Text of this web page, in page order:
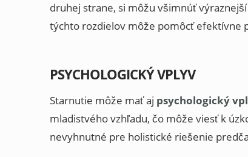
druhej strane, si môžu všimnúť
týchto rozdielov môže pomôcť efektívne
PSYCHOLOGICKÝ VPLYV
Starnutie môže mať aj psychologický
mladistvého vzhľadu, čo môže viesť k
nevyhnutné pre holistické riešenie